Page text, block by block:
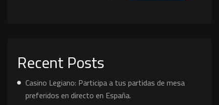
Recent Posts
Casino Legiano: Participa a tus partidas de mesa
preferidos en directo en España.